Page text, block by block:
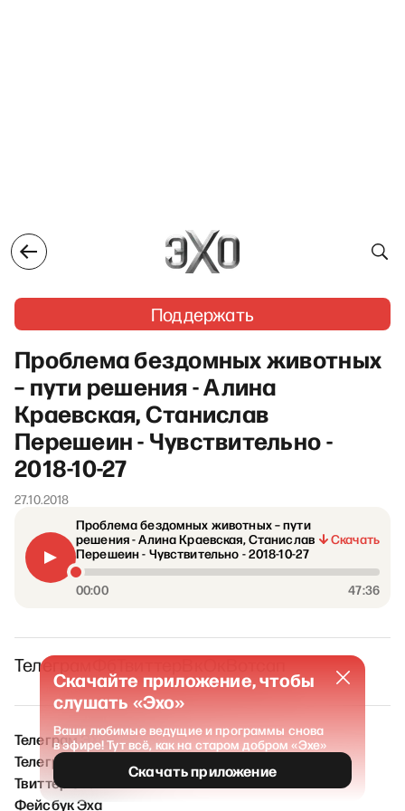
Поддержать
Проблема бездомных животных
– пути решения - Алина
Краевская, Станислав
Перешеин - Чувствительно -
2018-10-27
27.10.2018
Проблема бездомных животных – пути
решения - Алина Краевская, Станислав
Перешеин - Чувствительно - 2018-10-27
Скачать
00:00 47:36
Телеграм
Скачайте приложение, чтобы
слушать «Эхо»
Ваши любимые ведущие и программы снова
в эфире! Тут всё, как на старом добром «Эхе»
Скачать приложение
Телеграм ЭХО / Новости
Телеграм ЭХО FM
Твиттер Эха
Фейсбук Эха